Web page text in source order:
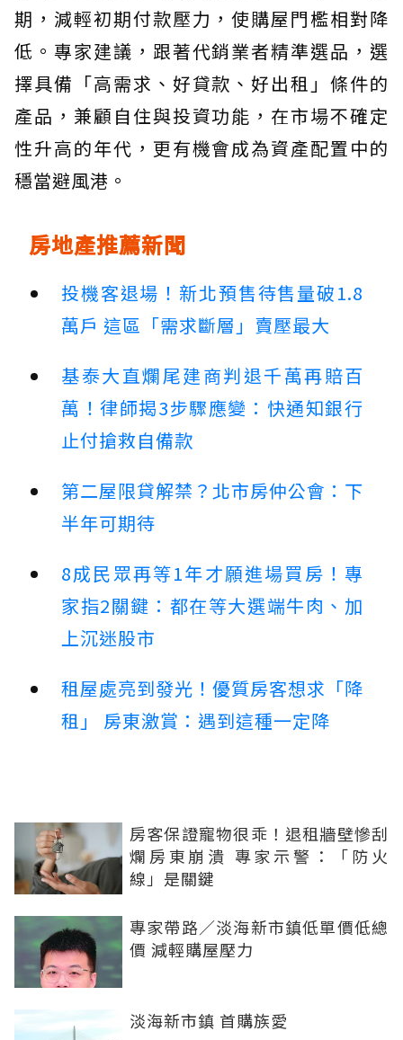
期，減輕初期付款壓力，使購屋門檻相對降
低。專家建議，跟著代銷業者精準選品，選
擇具備「高需求、好貸款、好出租」條件的
產品，兼顧自住與投資功能，在市場不確定
性升高的年代，更有機會成為資產配置中的
穩當避風港。
房地產推薦新聞
投機客退場！新北預售待售量破1.8
萬戶 這區「需求斷層」賣壓最大
基泰大直爛尾建商判退千萬再賠百
萬！律師揭3步驟應變：快通知銀行
止付搶救自備款
第二屋限貸解禁？北市房仲公會：下
半年可期待
8成民眾再等1年才願進場買房！專
家指2關鍵：都在等大選端牛肉、加
上沉迷股市
租屋處亮到發光！優質房客想求「降
租」 房東激賞：遇到這種一定降
房客保證寵物很乖！退租牆壁慘刮
爛房東崩潰 專家示警：「防火
線」是關鍵
專家帶路／淡海新市鎮低單價低總
價 減輕購屋壓力
淡海新市鎮 首購族愛